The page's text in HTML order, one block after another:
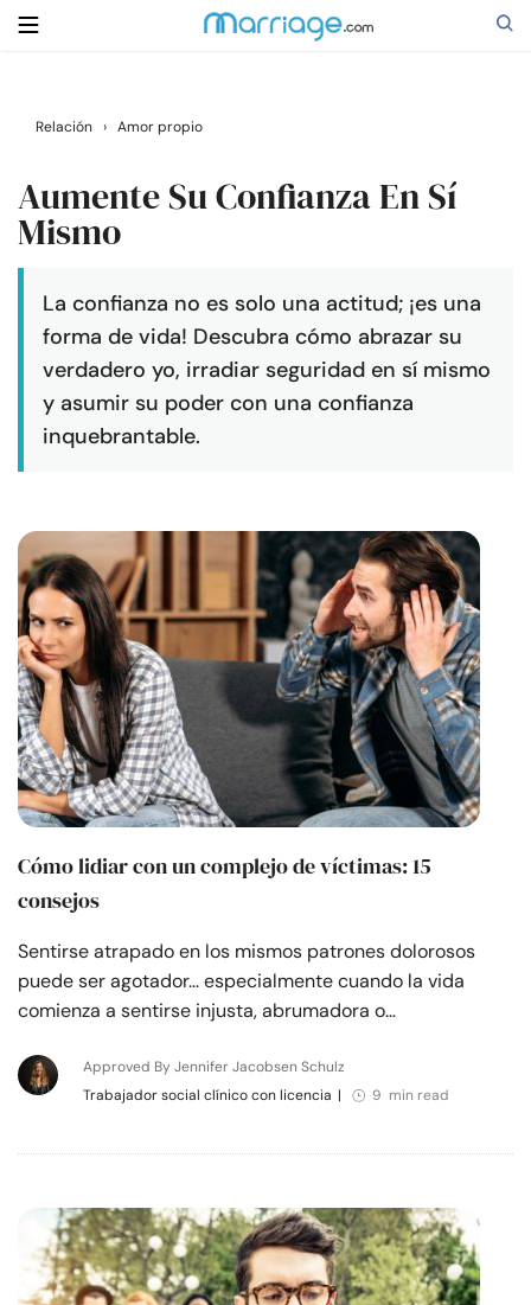
Buscar
Casarse
Familia
Ayuda
Recursos
Comunidad
Encuentra un terapeuta
Idioma ES
Sobre nosotros Escríbenos
Publicidad con
Relación › Amor propio
Aumente Su Confianza En Sí
Mismo
La confianza no es solo una actitud; ¡es una
forma de vida! Descubra cómo abrazar su
verdadero yo, irradiar seguridad en sí mismo
y asumir su poder con una confianza
inquebrantable.
Cómo lidiar con un complejo de víctimas: 15
consejos
Sentirse atrapado en los mismos patrones dolorosos
puede ser agotador... especialmente cuando la vida
comienza a sentirse injusta, abrumadora o…
Approved By Jennifer Jacobsen Schulz
Trabajador social clínico con licencia | 9 min read